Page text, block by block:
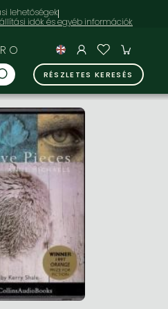
lehetőségek
RÉSZLETES KERESÉS